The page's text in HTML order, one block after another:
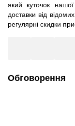
який куточок
доставки від
регулярні скидки
Обговорення